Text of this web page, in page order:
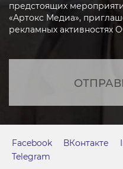
предстоящих
«Артокс Медиа»,
рекламных активностях
Facebook ВКонтакте
Telegram